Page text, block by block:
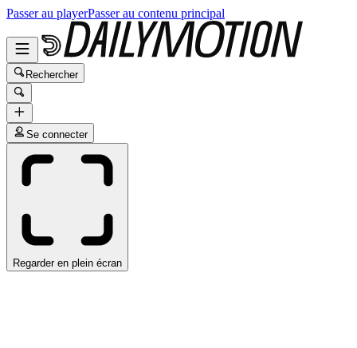
Passer au playerPasser au contenu principal
Rechercher
Se connecter
Regarder en plein écran